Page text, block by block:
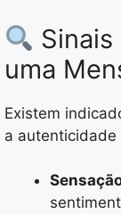
uma
Existem
a autenticidade